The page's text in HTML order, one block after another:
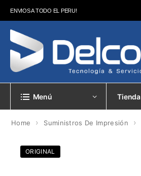
ENVIOS A TODO EL PERU!
Menú Tienda
Home › Suministros De Impresión ›
ORIGINAL